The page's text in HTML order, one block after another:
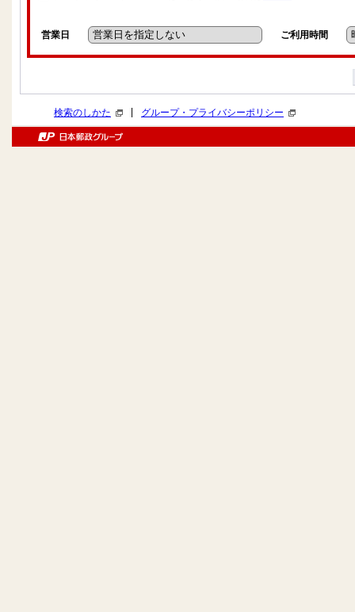
営業日 ご利用時間
検索のしかた グループ・プライバシーポリシー